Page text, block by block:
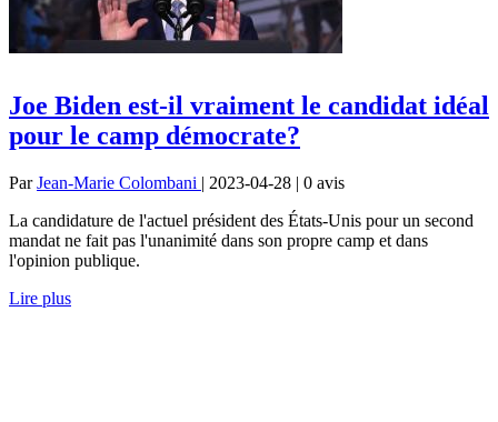
Joe Biden est-il vraiment le candidat idéal
pour le camp démocrate?
ParJean-Marie Colombani | 2023-04-28 | 0 avis
La candidature de l'actuel président des États-Unis pour un second
mandat ne fait pas l'unanimité dans son propre camp et dans
l'opinion publique.
Lire plus